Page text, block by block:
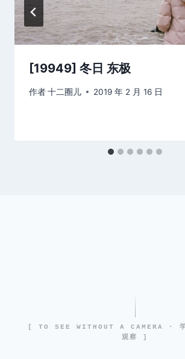
[19949] 冬日 东极
作者十二圈儿 2019 年 2 月 16 日
[ TO SEE WITHOUT A CAMERA · 学
观察 ]